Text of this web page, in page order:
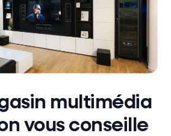
multimédia
vous conseille